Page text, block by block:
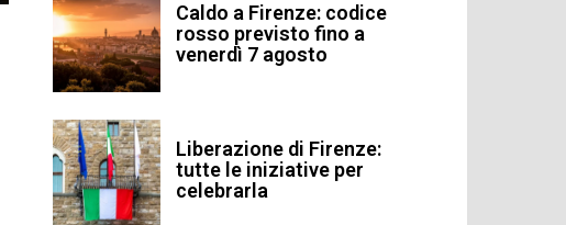
Caldo a Firenze: codice
rosso previsto fino a
venerdì 7 agosto
Liberazione di Firenze:
tutte le iniziative per
celebrarla